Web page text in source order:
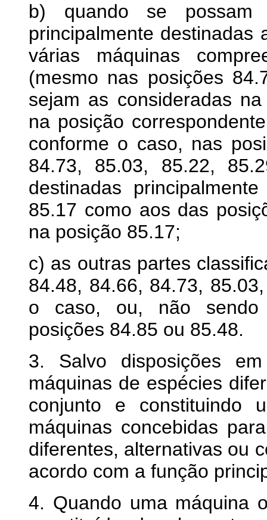
b) quando se possam
principalmente destinadas
várias máquinas
(mesmo nas posições
sejam as consideradas
na posição
conforme o caso, nas
84.73, 85.03, 85.22,
destinadas
85.17 como aos das
na posição 85.17;
c) as outras partes
84.48, 84.66, 84.73,
o caso, ou, não sendo
posições 84.85 ou 85.48.
3. Salvo disposições
máquinas de espécies
conjunto e constituindo
máquinas concebidas
diferentes, alternativas ou
acordo com a função
4. Quando uma máquina